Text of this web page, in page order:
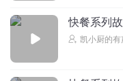
快餐系列
凯小厨的有